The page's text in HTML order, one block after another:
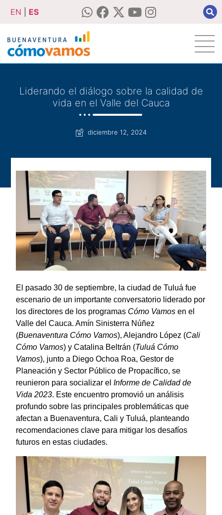
EN ES
Liderando el diálogo sobre la calidad de
vida en el Valle del Cauca
diciembre 12, 2024
El pasado 30 de septiembre, la ciudad de Tuluá fue
escenario de un importante conversatorio liderado por
los directores de los programas Cómo Vamos en el
Valle del Cauca. Amín Sinisterra Núñez
(Buenaventura Cómo Vamos), Alejandro López (Cali
Cómo Vamos) y Catalina Beltrán (Tuluá Cómo
Vamos), junto a Diego Ochoa Roa, Gestor de
Planeación y Sector Público de Propacífico, se
reunieron para socializar elInforme de Calidad de
Vida 2023. Este encuentro promovió un análisis
profundo sobre las principales problemáticas que
afectan a Buenaventura, Cali y Tuluá, planteando
recomendaciones clave para mitigar los desafíos
futuros en estas ciudades.